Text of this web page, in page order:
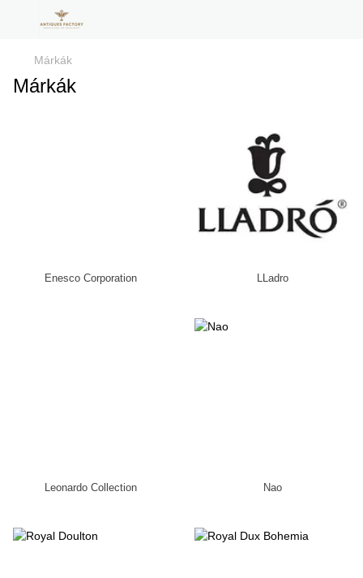
Márkák
Márkák
Enesco Corporation LLadro
Leonardo Collection Nao